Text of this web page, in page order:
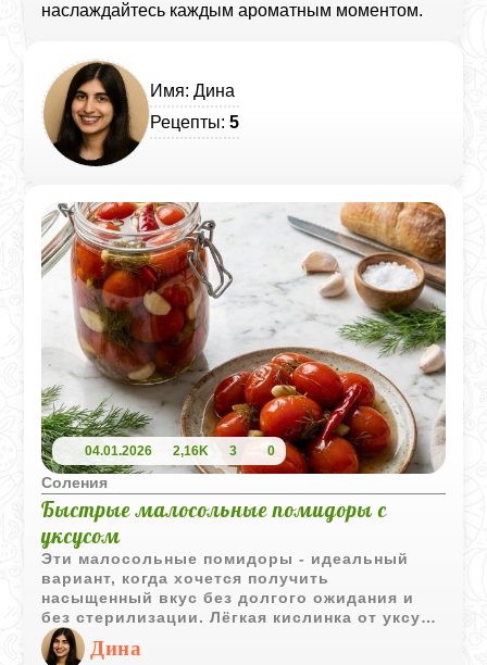
наслаждайтесь каждым ароматным моментом.
Имя: Дина
Рецепты:5
04.01.2026 2,16K 3 0
Соления
Быстрые малосольные помидоры с
уксусом
Эти малосольные помидоры - идеальный
вариант, когда хочется получить
насыщенный вкус без долгого ожидания и
без стерилизации. Лёгкая кислинка от уксуса
делает их плотными, ароматными и
напоминающими маринованные, но при этом
Дина